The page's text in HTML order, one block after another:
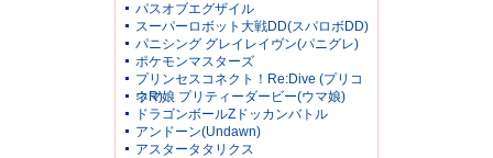
パスオブエグザイル
スーパーロボット大戦DD(スパロボDD)
パニシング グレイレイヴン(パニグレ)
ポケモンマスターズ
プリンセスコネクト！Re:Dive (プリコ
ネR)
ウマ娘 プリティーダービー(ウマ娘)
ドラゴンボールZドッカンバトル
アンドーン(Undawn)
アスタータタリクス